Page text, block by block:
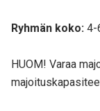
Ryhmän koko: 4-
HUOM! Varaa